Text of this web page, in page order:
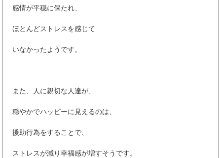
感情が平穏に保たれ、
ほとんどストレスを感じて
いなかったようです。
また、人に親切な人達が、
穏やかでハッピーに見えるのは、
援助行為をすることで、
ストレスが減り幸福感が増すそうです。